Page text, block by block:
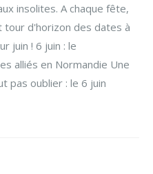
insolites. A chaque fête,
tour d'horizon des dates à
juin ! 6 juin : le
alliés en Normandie Une
pas oublier : le 6 juin